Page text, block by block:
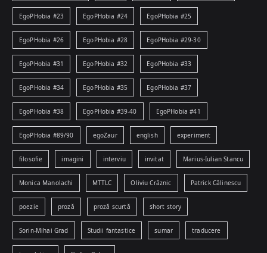
EgoPHobia #23 EgoPHobia #24 EgoPHobia #25
EgoPHobia #26 EgoPHobia #28 EgoPHobia #29-30
EgoPHobia #31 EgoPHobia #32 EgoPHobia #33
EgoPHobia #34 EgoPHobia #35 EgoPHobia #37
EgoPHobia #38 EgoPHobia #39-40 EgoPHobia #41
EgoPHobia #89/90 egoZaur english experiment
filosofie imagini interviu invitat Marius-Iulian Stancu
Monica Manolachi MTTLC Oliviu Crâznic Patrick Călinescu
poezie proză proză scurtă short story
Sorin-Mihai Grad Studii fantastice sumar traducere